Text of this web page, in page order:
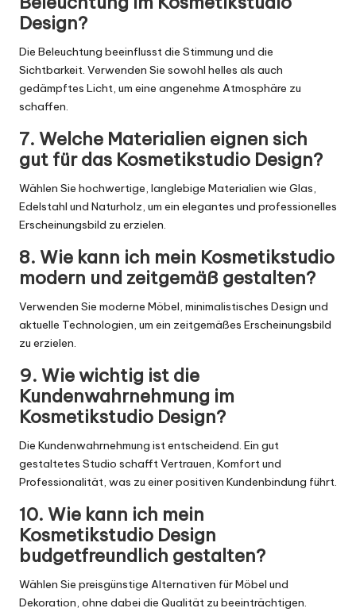
Design?
Die Beleuchtung beeinflusst die Stimmung und die
Sichtbarkeit. Verwenden Sie sowohl helles als auch
gedämpftes Licht, um eine angenehme Atmosphäre zu
schaffen.
7. Welche Materialien eignen sich
gut für das Kosmetikstudio Design?
Wählen Sie hochwertige, langlebige Materialien wie Glas,
Edelstahl und Naturholz, um ein elegantes und professionelles
Erscheinungsbild zu erzielen.
8. Wie kann ich mein Kosmetikstudio
modern und zeitgemäß gestalten?
Verwenden Sie moderne Möbel, minimalistisches Design und
aktuelle Technologien, um ein zeitgemäßes Erscheinungsbild
zu erzielen.
9. Wie wichtig ist die
Kundenwahrnehmung im
Kosmetikstudio Design?
Die Kundenwahrnehmung ist entscheidend. Ein gut
gestaltetes Studio schafft Vertrauen, Komfort und
Professionalität, was zu einer positiven Kundenbindung führt.
10. Wie kann ich mein
Kosmetikstudio Design
budgetfreundlich gestalten?
Wählen Sie preisgünstige Alternativen für Möbel und
Dekoration, ohne dabei die Qualität zu beeinträchtigen.